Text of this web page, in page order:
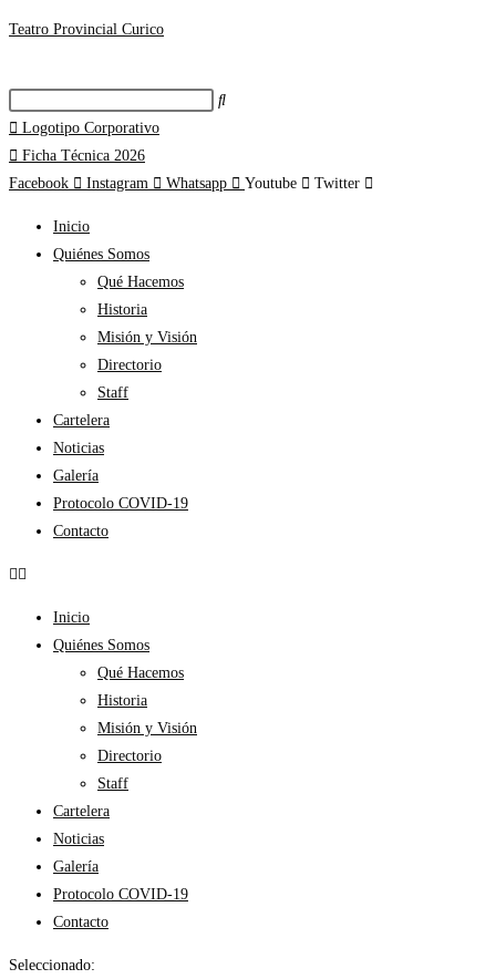
Teatro Provincial Curico
Logotipo Corporativo
Ficha Técnica 2026
Facebook
Instagram Whatsapp Youtube Twitter
Inicio
Quiénes Somos
Qué Hacemos
Historia
Misión y Visión
Directorio
Staff
Cartelera
Noticias
Galería
Protocolo COVID-19
Contacto
Inicio
Quiénes Somos
Qué Hacemos
Historia
Misión y Visión
Directorio
Staff
Cartelera
Noticias
Galería
Protocolo COVID-19
Contacto
Seleccionado: